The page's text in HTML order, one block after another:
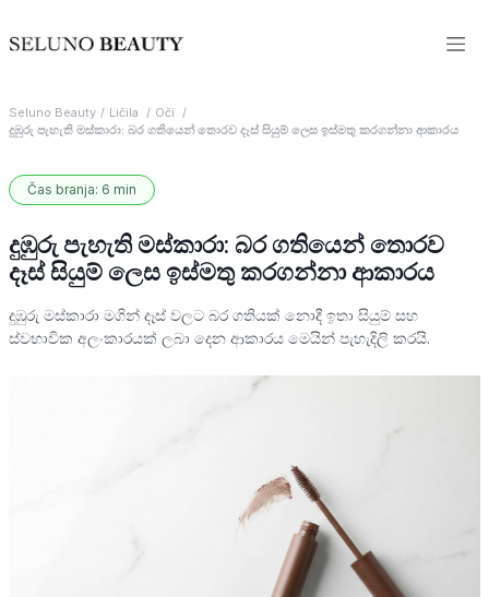
Seluno Beauty Ličila
Oči
දුඹුරු පැහැති මස්කාරා: බර ගතියෙන් තොරව දෑස් සියුම් ලෙස ඉස්මතු කරගන්නා ආකාරය
Čas branja: 6 min
දුඹුරු පැහැති මස්කාරා: බර ගතියෙන් තොරව
දෑස් සියුම් ලෙස ඉස්මතු කරගන්නා ආකාරය
දුඹුරු මස්කාරා මගින් දෑස් වලට බර ගතියක් නොදී ඉතා සියුම් සහ
ස්වභාවික අලංකාරයක් ලබා දෙන ආකාරය මෙයින් පැහැදිලි කරයි.